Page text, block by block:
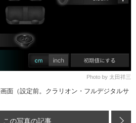
Photo by 太田祥三
面（設定前。クラリオン・フルデジタルサ
この写真の記事